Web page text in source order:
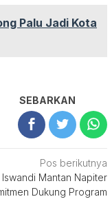
Palu Jadi Kota
SEBARKAN
Pos berikutnya
Iswandi Mantan Napiter
Dukung Program